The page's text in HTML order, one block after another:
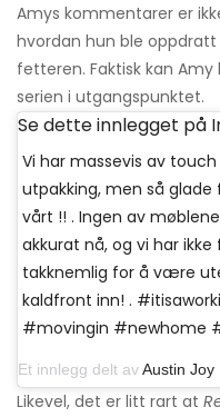
Amys kommentarer er
hvordan hun ble
fetteren. Faktisk kan
serien i utgangspunktet.
Se dette innlegget på
Vi har massevis av
utpakking, men så
vårt !! . Ingen av
akkurat nå, og vi har
takknemlig for å være
kaldfront inn! .
#movingin #newhome
Et innlegg delt avAustin Joy
Likevel, det er litt rart at